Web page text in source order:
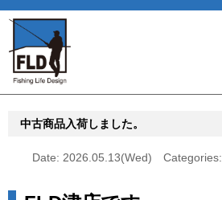
中古商品入荷しました。
Date: 2026.05.13(Wed) Categories: